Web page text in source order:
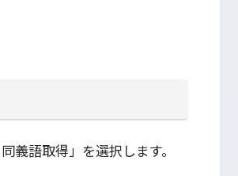
義語取得」を選択します。